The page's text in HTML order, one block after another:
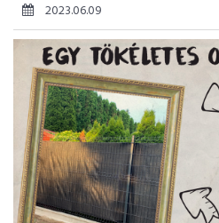
2023.06.09